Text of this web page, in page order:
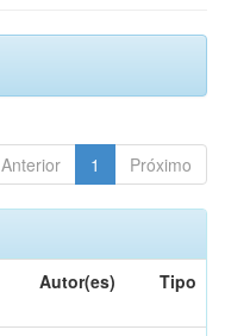
Anterior 1 Próximo
Autor(es) Tipo